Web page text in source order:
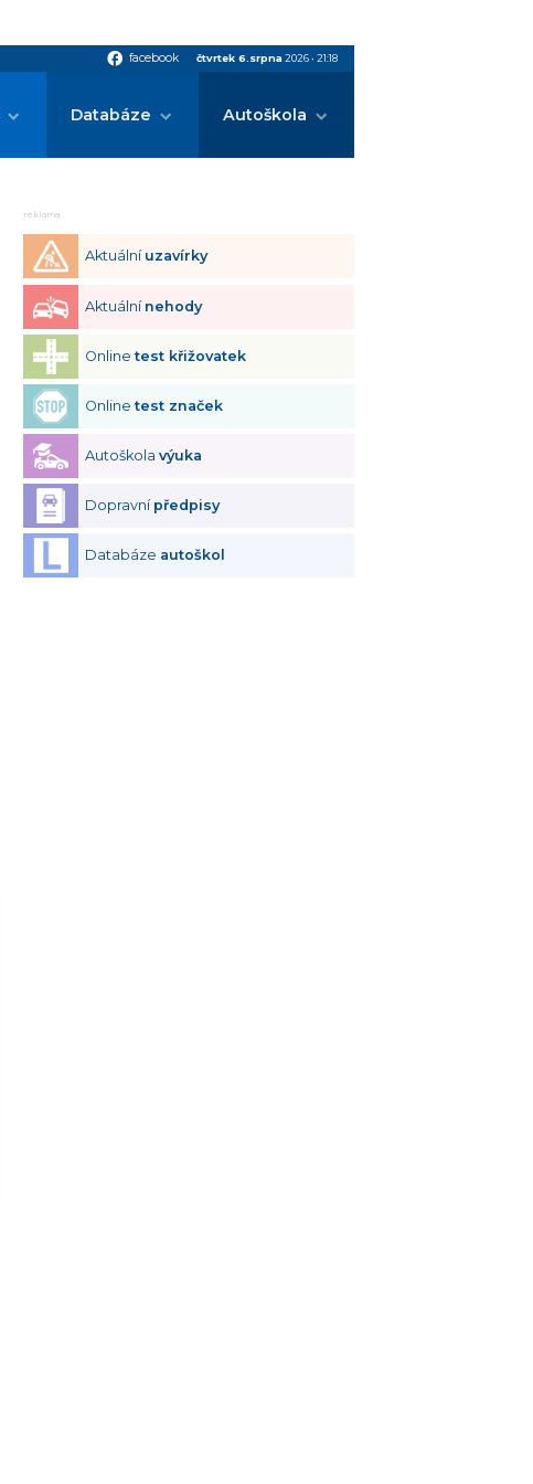
facebook facebook čtvrtek 6.srpna 2026• 21:18
Databáze Autoškola
reklama
Aktuální uzavírky
Aktuální nehody
Onlinetest křižovatek
Onlinetest značek
Autoškolavýuka
Dopravní předpisy
Databáze autoškol